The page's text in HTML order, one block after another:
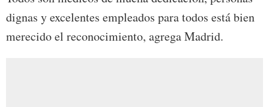
dignas y excelentes empleados para todos está bien
merecido el reconocimiento, agrega Madrid.